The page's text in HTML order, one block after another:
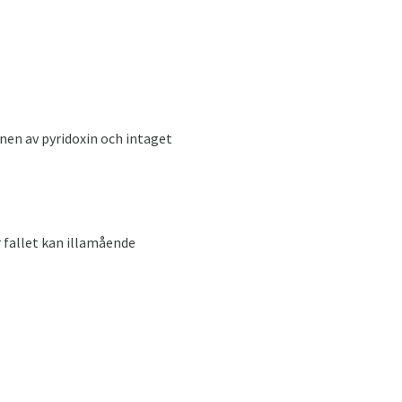
av pyridoxin och intaget
fallet kan illamående